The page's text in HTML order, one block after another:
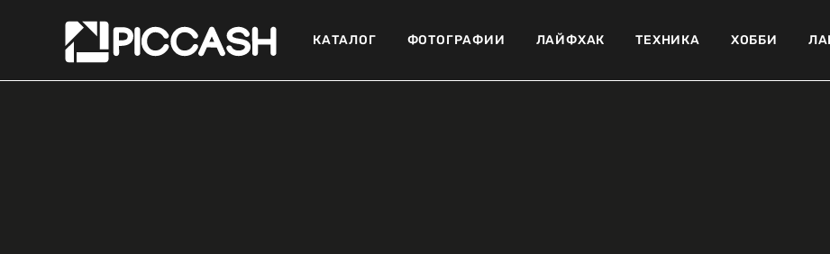
КАТАЛОГ ФОТОГРАФИИ ЛАЙФХАК ТЕХНИКА ХОББИ